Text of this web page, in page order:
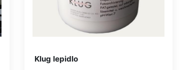
Klug lepidlo